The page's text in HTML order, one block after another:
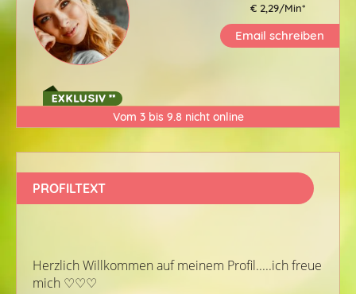
€ 2,29/Min*
Email schreiben
Vom 3 bis 9.8 nicht online
PROFILTEXT
Herzlich Willkommen auf meinem Profil.....ich freue
mich ♡♡♡